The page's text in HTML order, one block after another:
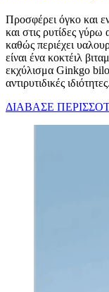
Προσφέρει όγκο και
και στις ρυτίδες
καθώς περιέχει
είναι ένα κοκτέιλ
εκχύλισμα Ginkgo
αντιρυτιδικές
ΔΙΑΒΑΣΕ